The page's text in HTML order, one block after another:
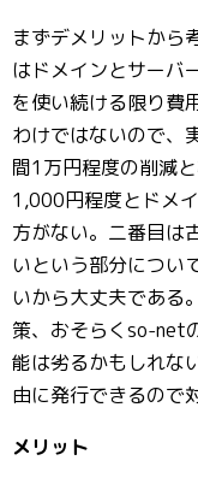
まずデメリットから
はドメインとサーバ
を使い続ける限り費
わけではないので、
間1万円程度の削減
1,000円程度とドメ
方がない。二番目は
いという部分につい
いから大丈夫である
策、おそらくso-net
能は劣るかもしれな
由に発行できるので
メリット